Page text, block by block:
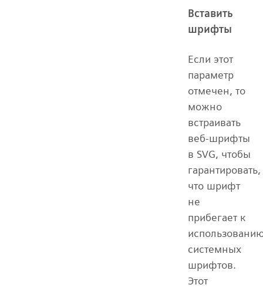
Вставить
шрифты
Если этот
параметр
отмечен, то
можно
встраивать
веб-шрифты
в SVG, чтобы
гарантировать,
что шрифт
не
прибегает к
системных
шрифтов.
Этот